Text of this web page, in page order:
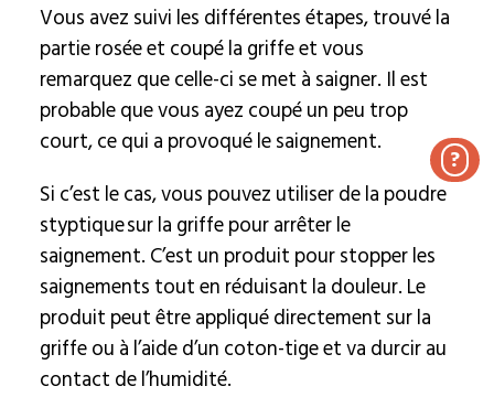
Vous avez suivi les différentes étapes, trouvé la
partie rosée et coupé la griffe et vous
remarquez que celle-ci se met à saigner. Il est
probable que vous ayez coupé un peu trop
court, ce qui a provoqué le saignement.
Si c’est le cas, vous pouvez utiliser de la poudre
styptique sur la griffe pour arrêter le
saignement. C’est un produit pour stopper les
saignements tout en réduisant la douleur. Le
produit peut être appliqué directement sur la
griffe ou à l’aide d’un coton-tige et va durcir au
contact de l’humidité.
?